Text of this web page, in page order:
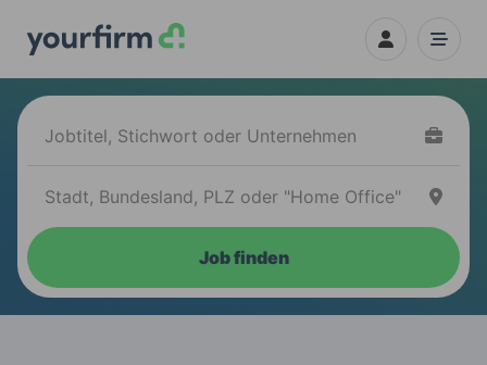
Job finden